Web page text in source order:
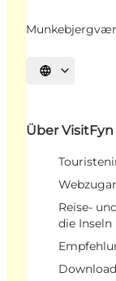
Sprache
Über VisitFyn
Reise-
die Inseln